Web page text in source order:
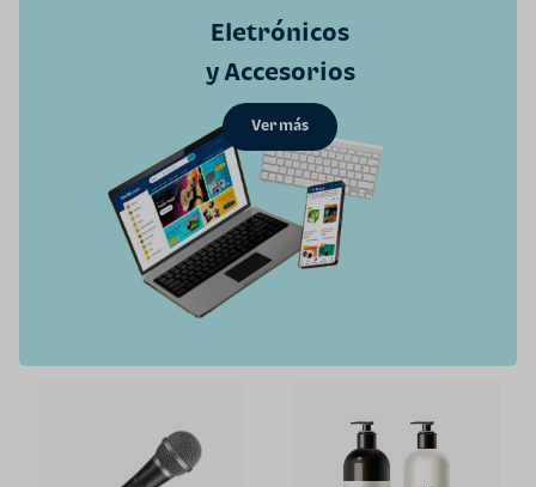
Eletrónicos
y Accesorios
Ver más